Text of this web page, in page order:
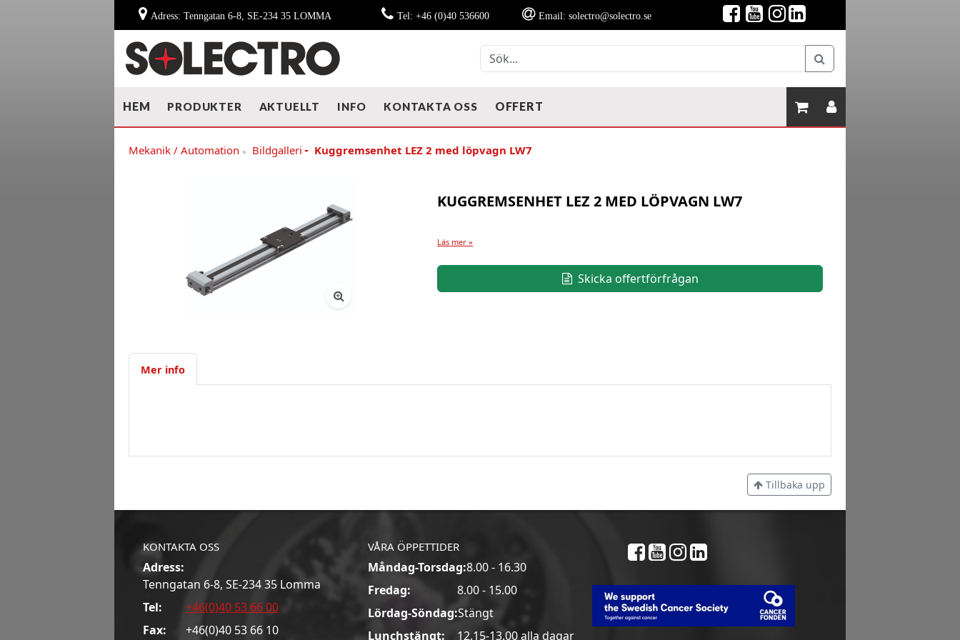
Adress: Tenngatan 6-8, SE-234 35 LOMMA Tel: +46 (0)40 536600 Email: solectro@solectro.se
HEM PRODUKTER AKTUELLT INFO KONTAKTA OSS OFFERT
Mekanik / Automation » Bildgalleri Kuggremsenhet LEZ 2 med löpvagn LW7
KUGGREMSENHET LEZ 2 MED LÖPVAGN LW7
Läs mer »
Skicka offertförfrågan
Mer info
Tillbaka upp
KONTAKTA OSS
Adress:
Tenngatan 6-8, SE-234 35 Lomma
Tel:
+46(0)40 53 66 00
Fax:
+46(0)40 53 66 10
VÅRA ÖPPETTIDER
Måndag-Torsdag:8.00 - 16.30
Fredag:
8.00 - 15.00
Lördag-Söndag:Stängt
Lunchstängt:
12.15-13.00 alla dagar